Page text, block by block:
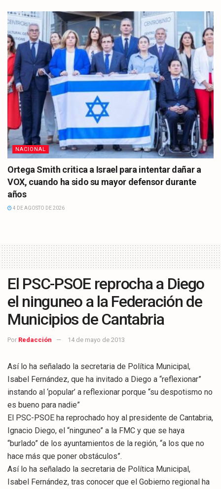
NACIONAL
Ortega Smith critica a Israel para intentar dañar a
VOX, cuando ha sido su mayor defensor durante
años
4 DE AGOSTO DE 2026
El PSC-PSOE reprocha a Diego
el ninguneo a la Federación de
Municipios de Cantabria
Por Redacción 14 de mayo de 2013
Así lo ha señalado la secretaria de Política Municipal,
Isabel Fernández, que ha invitado a Diego a “reflexionar”
instando al ‘popular’ a reflexionar porque “su despotismo no
es bueno para nadie”
El PSC-PSOE ha reprochado hoy al presidente de Cantabria,
Ignacio Diego, el “ninguneo” a la FMC y que se haya
“burlado” de los ayuntamientos de la región, “a los que no
hace más que poner obstáculos”.
Así lo ha señalado la secretaria de Política Municipal,
Isabel Fernández, tras conocer que el Gobierno regional ha